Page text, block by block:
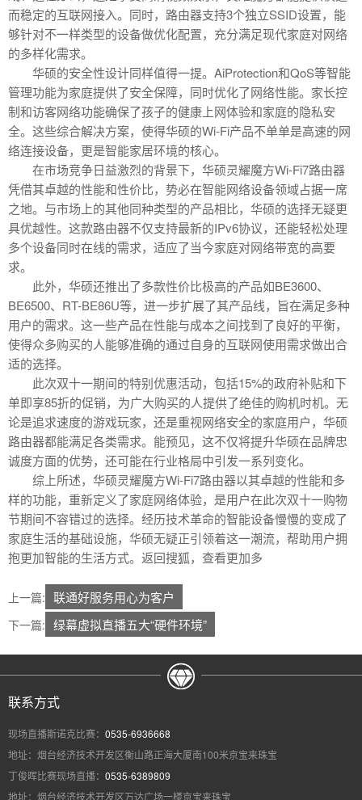
而稳定的互联网接入。同时，路由器支持3个独立SSID设置，能
够针对不一样类型的设备做优化配置，充分满足现代家庭对网络
的多样化需求。
华硕的安全性设计同样值得一提。AiProtection和QoS等智能
管理功能为家庭提供了安全保障，同时优化了网络性能。家长控
制和访客网络功能确保了孩子的健康上网体验和家庭的隐私安
全。这些综合解决方案，使得华硕的Wi-Fi产品不单单是高速的网
络连接设备，更是智能家居环境的核心。
在市场竞争日益激烈的背景下，华硕灵耀魔方Wi-Fi7路由器
凭借其卓越的性能和性价比，势必在智能网络设备领域占据一席
之地。与市场上的其他同种类型的产品相比，华硕的选择无疑更
具优越性。这款路由器不仅支持最新的IPv6协议，还能轻松处理
多个设备同时在线的需求，适应了当今家庭对网络带宽的高要
求。
此外，华硕还推出了多款性价比极高的产品如BE3600、
BE6500、RT-BE86U等，进一步扩展了其产品线，旨在满足多种
用户的需求。这一些产品在性能与成本之间找到了良好的平衡，
使得众多购买的人能够准确的通过自身的互联网使用需求做出合
适的选择。
此次双十一期间的特别优惠活动，包括15%的政府补贴和下
单即享85折的促销，为广大购买的人提供了绝佳的购机时机。无
论是追求速度的游戏玩家，还是重视网络安全的家庭用户，华硕
路由器都能满足各类需求。能预见，这不仅将提升华硕在品牌忠
诚度方面的优势，还可能在行业格局中引发一系列变化。
综上所述，华硕灵耀魔方Wi-Fi7路由器以其卓越的性能和多
样的功能，重新定义了家庭网络体验，是用户在此次双十一购物
节期间不容错过的选择。经历技术革命的智能设备慢慢的变成了
家庭生活的基础设施，华硕无疑正引领着这一潮流，帮助用户拥
抱更加智能的生活方式。返回搜狐，查看更加多
上一篇: 联通好服务用心为客户
下一篇: 绿幕虚拟直播五大“硬件环境”
联系方式
现场直播斯诺克比赛： 0535-6936668
地址：烟台经济技术开发区衡山路正海大厦南100米京宝来珠宝
丁俊晖比赛现场直播： 0535-6389809
地址：烟台经济技术开发区万达广场一楼京宝来珠宝